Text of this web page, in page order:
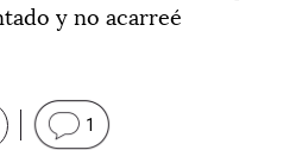
y no acarreé
1